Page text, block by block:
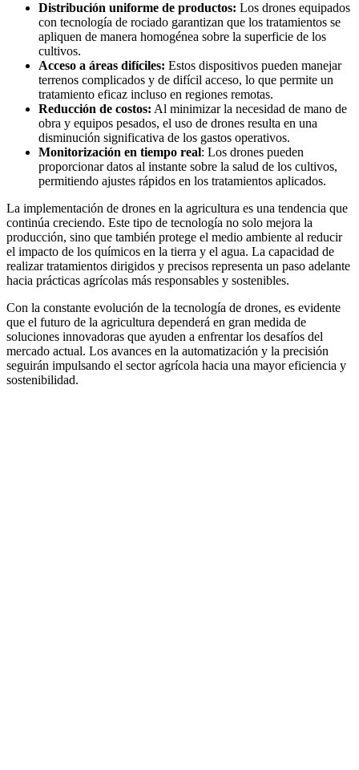
Distribución uniforme de productos: Los drones equipados
con tecnología de rociado garantizan que los tratamientos se
apliquen de manera homogénea sobre la superficie de los
cultivos.
Acceso a áreas difíciles: Estos dispositivos pueden manejar
terrenos complicados y de difícil acceso, lo que permite un
tratamiento eficaz incluso en regiones remotas.
Reducción de costos: Al minimizar la necesidad de mano de
obra y equipos pesados, el uso de drones resulta en una
disminución significativa de los gastos operativos.
Monitorización en tiempo real: Los drones pueden
proporcionar datos al instante sobre la salud de los cultivos,
permitiendo ajustes rápidos en los tratamientos aplicados.
La implementación de drones en la agricultura es una tendencia que
continúa creciendo. Este tipo de tecnología no solo mejora la
producción, sino que también protege el medio ambiente al reducir
el impacto de los químicos en la tierra y el agua. La capacidad de
realizar tratamientos dirigidos y precisos representa un paso adelante
hacia prácticas agrícolas más responsables y sostenibles.
Con la constante evolución de la tecnología de drones, es evidente
que el futuro de la agricultura dependerá en gran medida de
soluciones innovadoras que ayuden a enfrentar los desafíos del
mercado actual. Los avances en la automatización y la precisión
seguirán impulsando el sector agrícola hacia una mayor eficiencia y
sostenibilidad.